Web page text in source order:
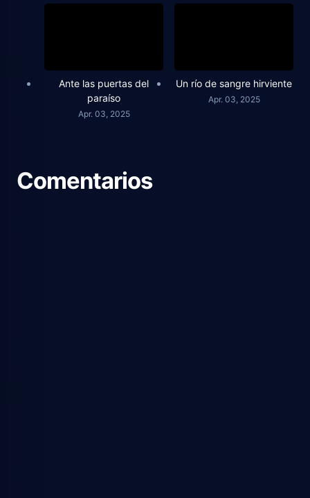
Ante las puertas del
paraíso
Apr. 03, 2025
Un río de sangre hirviente
Apr. 03, 2025
Comentarios